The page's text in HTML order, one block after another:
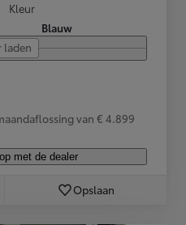
Kleur
Blauw
laden
van € 4.899
met de dealer
Opslaan